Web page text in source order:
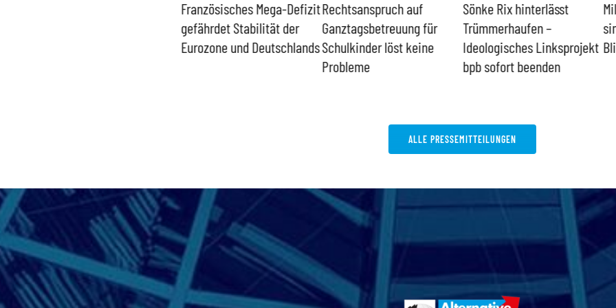
Französisches Mega-Defizit
gefährdet Stabilität der
Eurozone und Deutschlands
Rechtsanspruch auf
Ganztagsbetreuung für
Schulkinder löst keine
Probleme
Sönke Rix hinterlässt
Trümmerhaufen –
Ideologisches Linksprojekt
bpb sofort beenden
ALLE PRESSEMITTEILUNGEN